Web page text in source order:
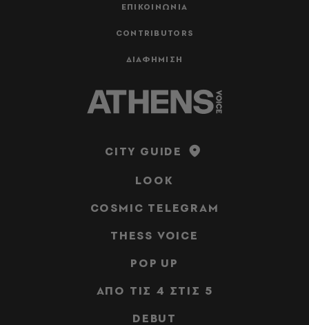
ΕΠΙΚΟΙΝΩΝΙΑ
CONTRIBUTORS
ΔΙΑΦΗΜΙΣΗ
CITY GUIDE
LOOK
COSMIC TELEGRAM
THESS VOICE
POP UP
ΑΠΟ ΤΙΣ 4 ΣΤΙΣ 5
DEBUT